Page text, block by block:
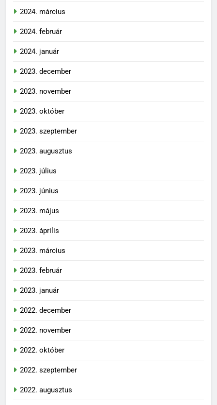
2024. március
2024. február
2024. január
2023. december
2023. november
2023. október
2023. szeptember
2023. augusztus
2023. július
2023. június
2023. május
2023. április
2023. március
2023. február
2023. január
2022. december
2022. november
2022. október
2022. szeptember
2022. augusztus